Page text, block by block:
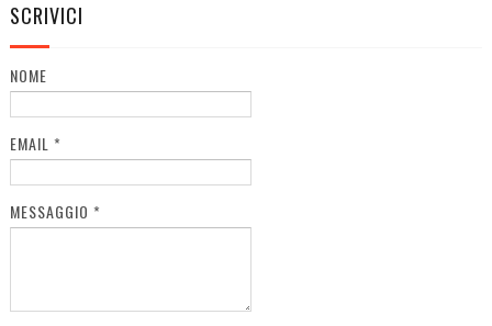
SCRIVICI
NOME
EMAIL *
MESSAGGIO *